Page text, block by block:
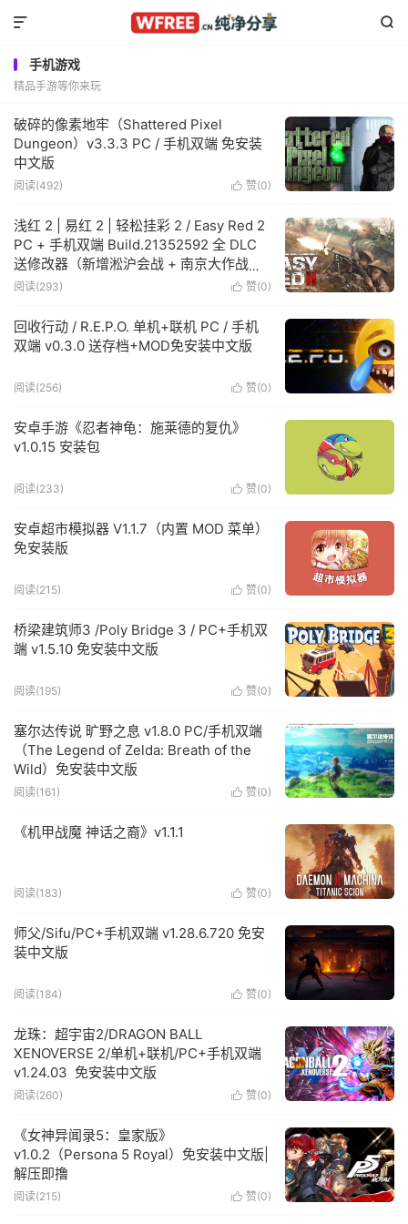


手机游戏
精品手游等你来玩
破碎的像素地牢（Shattered Pixel
Dungeon）v3.3.3 PC / 手机双端 免安装
中文版
 赞(0)
阅读(492)
浅红 2 | 易红 2 | 轻松挂彩 2 / Easy Red 2
PC + 手机双端 Build.21352592 全 DLC
送修改器（新增淞沪会战 + 南京大作战
DLC）免安装中文版
 赞(0)
阅读(293)
回收行动 / R.E.P.O. 单机+联机 PC / 手机
双端 v0.3.0 送存档+MOD免安装中文版
 赞(0)
阅读(256)
安卓手游《忍者神龟：施莱德的复仇》
v1.0.15 安装包
 赞(0)
阅读(233)
安卓超市模拟器 V1.1.7（内置 MOD 菜单）
免安装版
 赞(0)
阅读(215)
桥梁建筑师3 /Poly Bridge 3 / PC+手机双
端 v1.5.10 免安装中文版
 赞(0)
阅读(195)
塞尔达传说 旷野之息 v1.8.0 PC/手机双端
（The Legend of Zelda: Breath of the
Wild）免安装中文版
 赞(0)
阅读(161)
《机甲战魔 神话之裔》v1.1.1
 赞(0)
阅读(183)
师父/Sifu/PC+手机双端 v1.28.6.720 免安
装中文版
 赞(0)
阅读(184)
龙珠：超宇宙2/DRAGON BALL
XENOVERSE 2/单机+联机/PC+手机双端
v1.24.03 免安装中文版
 赞(0)
阅读(260)
《女神异闻录5：皇家版》
v1.0.2（Persona 5 Royal）免安装中文版|
解压即撸
 赞(0)
阅读(215)